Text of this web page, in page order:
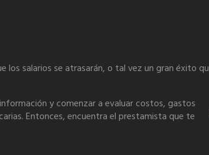
los salarios se atrasarán, o tal vez un gran éxito
y comenzar a evaluar costos, gastos
Entonces, encuentra el prestamista que te